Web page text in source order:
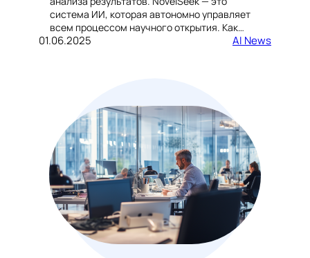
система ИИ, которая автономно управляет
всем процессом научного открытия. Как…
01.06.2025 AI News